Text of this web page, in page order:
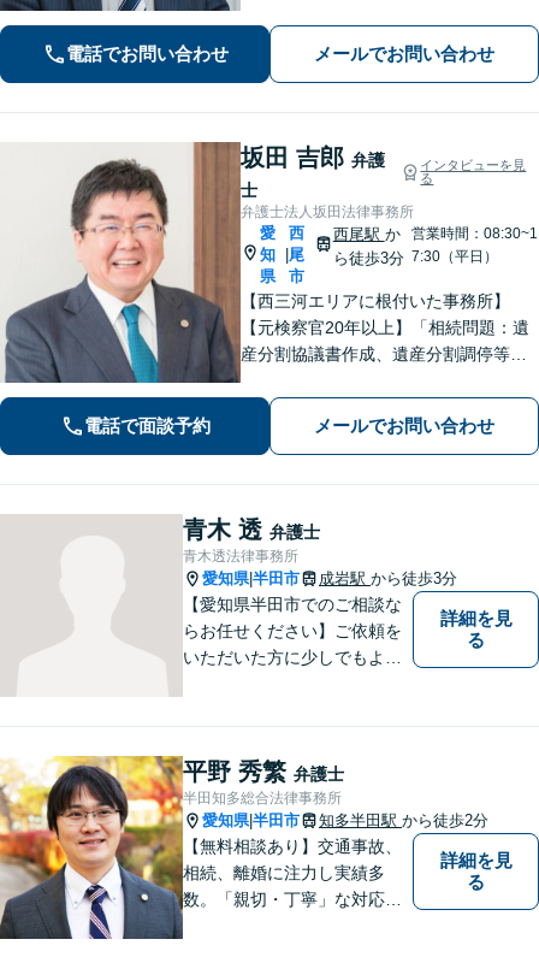
／労働問題／離婚／交通事故など幅広
く対応【夜間・休日面談可】【刈谷駅3
分】
電話でお問い合わせ メールでお問い合わせ
坂田 吉郎 弁護
士
インタビューを見
る
弁護士法人坂田法律事務所
愛
知
県
西
尾
市
西尾駅 か
ら徒歩3分
営業時間：08:30~1
7:30（平日）
【西三河エリアに根付いた事務所】
【元検察官20年以上】「相続問題：遺
産分割協議書作成、遺産分割調停等を
税理士・社労士がいます】不当解雇・
未払い残業代・就業規則の整備など対
応【当日/夜間/土日対応可】
電話で面談予約 メールでお問い合わせ
青木 透 弁護士
青木透法律事務所
愛知県|半田市 成岩駅 から徒歩3分
【愛知県半田市でのご相談な
らお任せください】ご依頼を
いただいた方に少しでもよい
詳細を見
る
平野 秀繁 弁護士
半田知多総合法律事務所
愛知県|半田市 知多半田駅 から徒歩2分
【無料相談あり】交通事故、
相続、離婚に注力し実績多
数。「親切・丁寧」な対応
詳細を見
る